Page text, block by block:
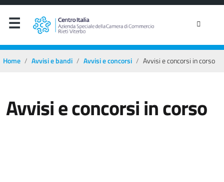
Home Avvisi e bandi Avvisi e concorsi Avvisi e concorsi in corso
Avvisi e concorsi in corso